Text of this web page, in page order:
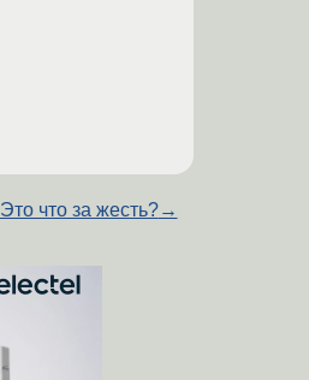
Это что за жесть?→